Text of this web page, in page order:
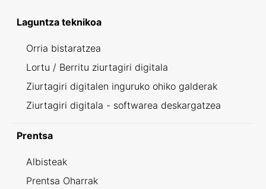
Laguntza teknikoa
Orria bistaratzea
Lortu / Berritu ziurtagiri digitala
Ziurtagiri digitalen inguruko ohiko galderak
Ziurtagiri digitala - softwarea deskargatzea
Prentsa
Albisteak
Prentsa Oharrak